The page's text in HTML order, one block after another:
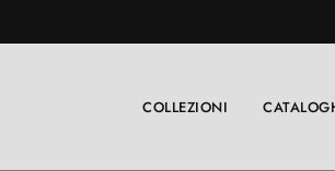
COLLEZIONI